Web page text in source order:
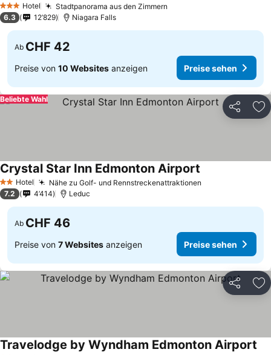
3 SterneHotel Stadtpanorama aus den Zimmern
6.3 12’829 Niagara Falls
Ab CHF 42
Preise von 10 Websites anzeigen Preise sehen
Teilen
Beliebte Wahl
2 Sterne
Hotel Nähe zu Golf- und Rennstreckenattraktionen
Crystal Star Inn Edmonton Airport
7.2 4’414 Leduc
Ab CHF 46
Preise von 7 Websites anzeigen Preise sehen
Teilen
Travelodge by Wyndham Edmonton Airport